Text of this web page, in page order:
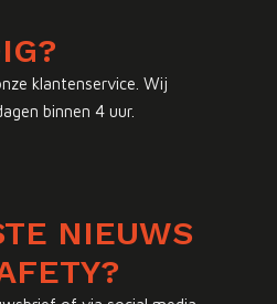
klantenservice. Wij
binnen 4 uur.
NIEUWS